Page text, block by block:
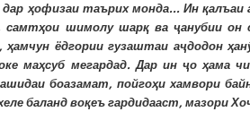
ҳофизаи таърих монда... Ин қалъаи
самтҳои шимолу шарқ ва ҷанубии он
ёдгории гузаштаи аҷдодон
маҳсуб мегардад. Дар ин ҷо ҳама
боазамат, пойгоҳи хамвори
баланд воқеъ гардидааст, мазори